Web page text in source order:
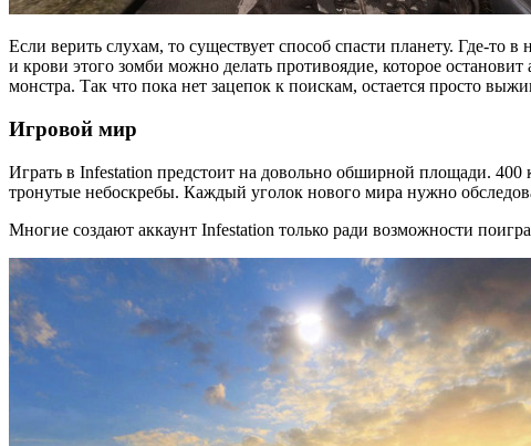
Если верить слухам, то существует способ спасти планету. Где-
и крови этого зомби можно делать противоядие, которое
монстра. Так что пока нет зацепок к поискам, остается просто
Игровой мир
Играть в Infestation предстоит на довольно обширной площади.
тронутые небоскребы. Каждый уголок нового мира нужно
Многие создают аккаунт Infestation только ради возможности